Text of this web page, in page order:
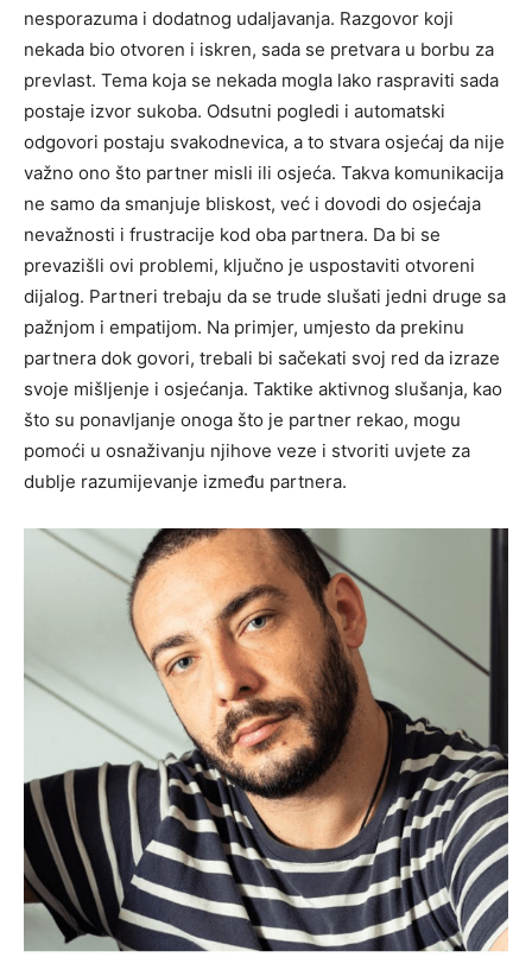
nesporazuma i dodatnog udaljavanja. Razgovor koji
nekada bio otvoren i iskren, sada se pretvara u borbu za
prevlast. Tema koja se nekada mogla lako raspraviti sada
postaje izvor sukoba. Odsutni pogledi i automatski
odgovori postaju svakodnevica, a to stvara osjećaj da nije
važno ono što partner misli ili osjeća. Takva komunikacija
ne samo da smanjuje bliskost, već i dovodi do osjećaja
nevažnosti i frustracije kod oba partnera. Da bi se
prevazišli ovi problemi, ključno je uspostaviti otvoreni
dijalog. Partneri trebaju da se trude slušati jedni druge sa
pažnjom i empatijom. Na primjer, umjesto da prekinu
partnera dok govori, trebali bi sačekati svoj red da izraze
svoje mišljenje i osjećanja. Taktike aktivnog slušanja, kao
što su ponavljanje onoga što je partner rekao, mogu
pomoći u osnaživanju njihove veze i stvoriti uvjete za
dublje razumijevanje između partnera.